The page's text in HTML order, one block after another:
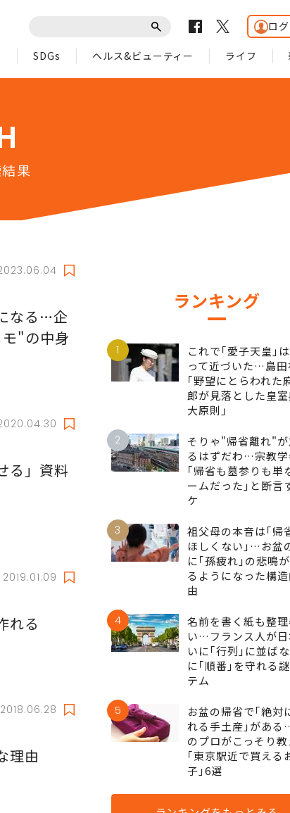
ロ
SDGs ヘルス&ビューティー ライフ
果
なる…企
"の中身
る」資料
2019.01.09
れる
2018.06.28
理由
ランキング
1
これで｢愛子天皇｣
って近づいた…島田
｢野望にとらわれた
郎が見落とした皇
大原則｣
2
そりゃ"帰省離れ"
るはずだわ…宗教
｢帰省も墓参りも単
ームだった｣と断言
ケ
3
祖父母の本音は｢帰
ほしくない｣…お盆
に｢孫疲れ｣の悲鳴
るようになった構
由
4
名前を書く紙も整
い…フランス人が日
いに｢行列｣に並ば
に｢順番｣を守れる
テム
5
お盆の帰省で｢絶対
れる手土産｣がある
のプロがこっそり教
｢東京駅近で買える
子｣6選